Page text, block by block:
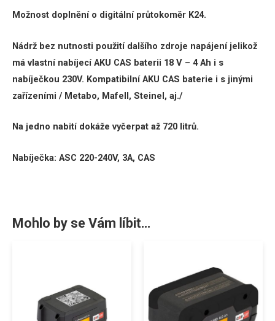
Možnost doplnění o digitální průtokoměr K24.
Nádrž bez nutnosti použití dalšího zdroje napájení jelikož
má vlastní nabíjecí AKU CAS baterii 18 V – 4 Ah i s
nabíječkou 230V. Kompatibilní AKU CAS baterie i s jinými
zařízeními / Metabo, Mafell, Steinel, aj./
Na jedno nabití dokáže vyčerpat až 720 litrů.
Nabíječka: ASC 220-240V, 3A, CAS
Mohlo by se Vám líbit…